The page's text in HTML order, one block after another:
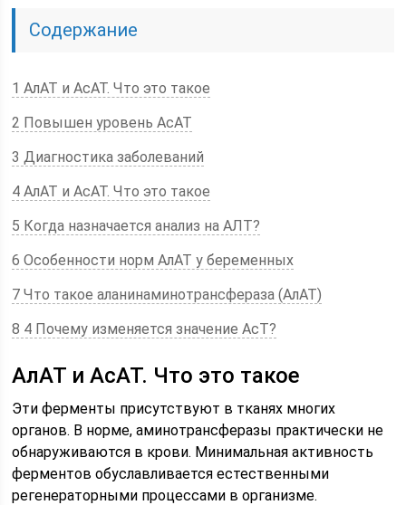
Содержание
1 АлАТ и АсАТ. Что это такое
2 Повышен уровень АсАТ
3 Диагностика заболеваний
4 АлАТ и АсАТ. Что это такое
5 Когда назначается анализ на АЛТ?
6 Особенности норм АлАТ у беременных
7 Что такое аланинаминотрансфераза (АлАТ)
8 4 Почему изменяется значение АсТ?
АлАТ и АсАТ. Что это такое
Эти ферменты присутствуют в тканях многих
органов. В норме, аминотрансферазы практически не
обнаруживаются в крови. Минимальная активность
ферментов обуславливается естественными
регенераторными процессами в организме.